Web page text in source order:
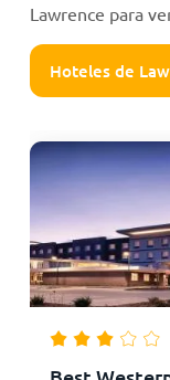
Lawrence para
Hoteles de